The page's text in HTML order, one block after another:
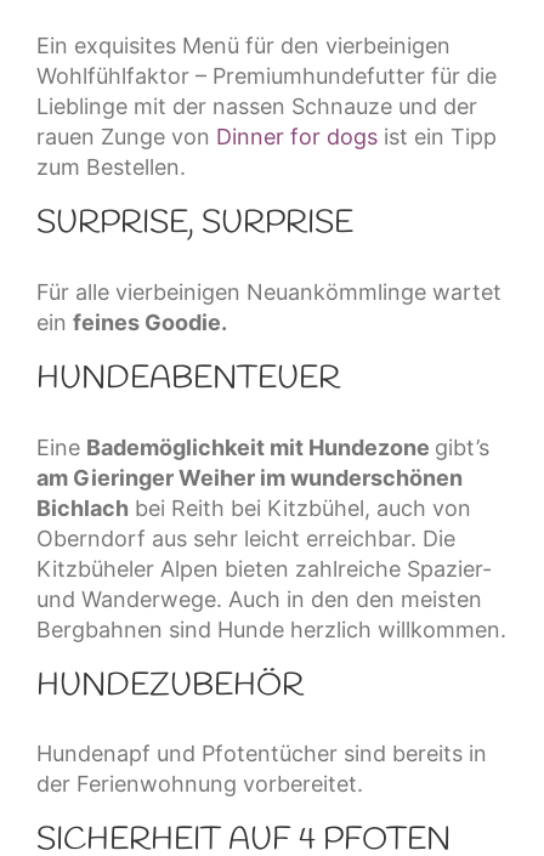
Ein exquisites Menü für den vierbeinigen
Wohlfühlfaktor – Premiumhundefutter für die
Lieblinge mit der nassen Schnauze und der
rauen Zunge von Dinner for dogsist ein Tipp
zum Bestellen.
SURPRISE, SURPRISE
Für alle vierbeinigen Neuankömmlinge wartet
ein feines Goodie.
HUNDEABENTEUER
Eine Bademöglichkeit mit Hundezone gibt’s
am Gieringer Weiher im wunderschönen
Bichlachbei Reith bei Kitzbühel, auch von
Oberndorf aus sehr leicht erreichbar. Die
Kitzbüheler Alpen bieten zahlreiche Spazier-
und Wanderwege. Auch in den den meisten
Bergbahnen sind Hunde herzlich willkommen.
HUNDEZUBEHÖR
Hundenapf und Pfotentücher sind bereits in
der Ferienwohnung vorbereitet.
SICHERHEIT AUF 4 PFOTEN